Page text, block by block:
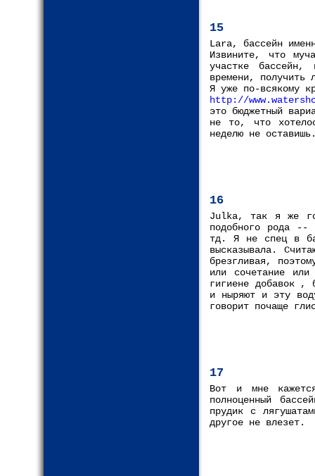
15
Lara, бассейн
Извините, что
участке
времени, получить
Я уже по-всякому
http://
это бюджетный
не то, что
неделю не
16
Julka, так я же
подобного рода --
тд. Я не спец в
высказывала.
брезгливая,
или сочетание
гигиене добавок ,
и ныряют и эту
говорит почаще
17
Вот и мне
полноценный
прудик с
другое не влезет.